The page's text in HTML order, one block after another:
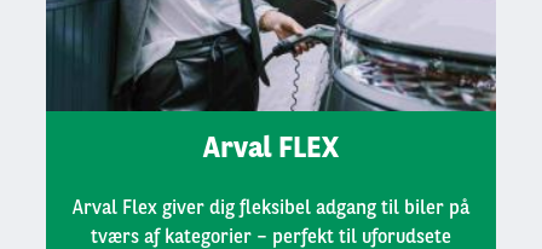
Arval FLEX
Arval Flex giver dig fleksibel adgang til biler på
tværs af kategorier – perfekt til uforudsete